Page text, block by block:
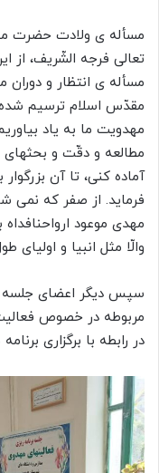
مسأله ی ولادت حضرت
تعالی فرجه الشّریف،
مسأله ی انتظار و دوران
مقدّس اسلام ترسیم شده
مهدویت ما به یاد
مطالعه و دقّت و بحثهای
آماده کنی، تا آن
فرماید. از صفر که نمی
مهدی موعود
والّا مثل انبیا و اولیای
سپس دیگر اعضای جلسه
مربوطه در خصوص
در رابطه با برگزاری